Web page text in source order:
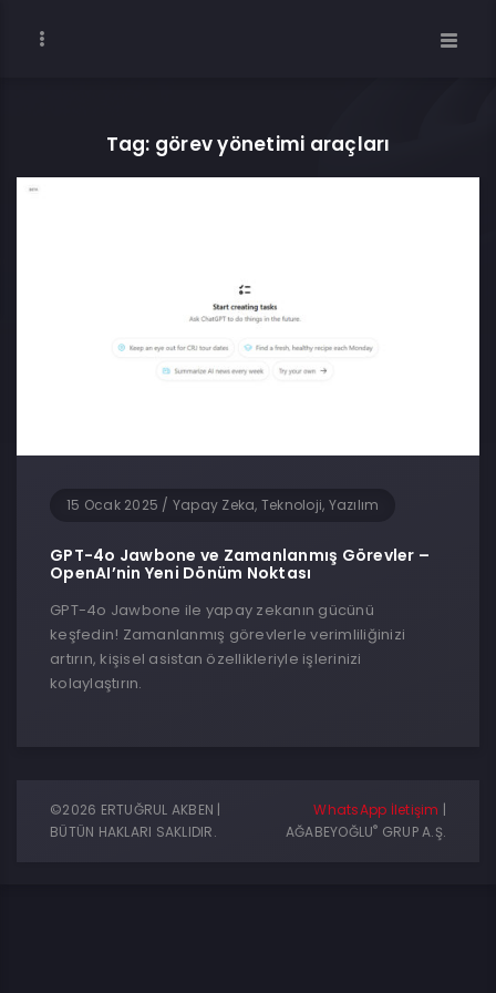
Tag: görev yönetimi araçları
15 Ocak 2025 / Yapay Zeka, Teknoloji, Yazılım
GPT-4o Jawbone ve Zamanlanmış Görevler –
OpenAI’nin Yeni Dönüm Noktası
GPT-4o Jawbone ile yapay zekanın gücünü
keşfedin! Zamanlanmış görevlerle verimliliğinizi
artırın, kişisel asistan özellikleriyle işlerinizi
kolaylaştırın.
©2026 ERTUĞRUL AKBEN |
BÜTÜN HAKLARI SAKLIDIR.
WhatsApp İletişim |
AĞABEYOĞLU® GRUP A.Ş.